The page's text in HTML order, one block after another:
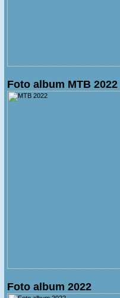
Foto album MTB 2022
Foto album 2022